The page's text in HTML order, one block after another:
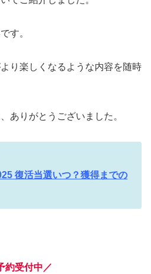
す。
り楽しくなるような内容を随時
ありがとうございました。
復活当選いつ？獲得までの
約受付中／